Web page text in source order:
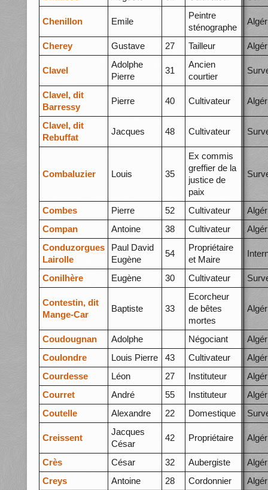
Chenillon Emile
Peintre
sténographe
Cherey Gustave 27 Tailleur
Clavel
Adolphe
Pierre
31
Ancien
courtier
Clavel, dit
Barressy
Pierre 40 Cultivateur
Clavel, dit
Rebuffat
Jacques 48 Cultivateur
Combaluzier Louis 35
Ex commis
greffier de la
justice de
paix
Combes Pierre 52 Cultivateur
Compan
Antoine 38 Cultivateur
Conduzorgues
Lairolle
Paul David
Eugène
54
Propriétaire
et Maire
Conilhère Eugène 30 Cultivateur
Contestin, dit
Mange-Car
Baptiste 33
Ecorcheur
de bêtes
mortes
Coudougnan Adolphe Négociant
Coulondre
Louis Pierre 43 Cultivateur
Courdesse
Léon 27 Instituteur
Courret
André 55 Instituteur
Coutelle
Alexandre 22 Domestique
Creissent
Jacques
César
42 Propriétaire
Crès César 32 Aubergiste
Creys
Antoine 28 Cordonnier